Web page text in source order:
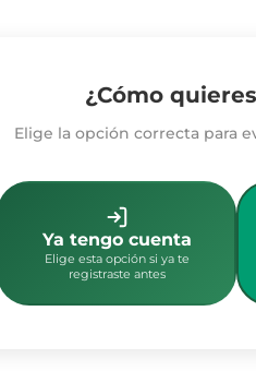
¿Cómo
Elige la opción correcta para
Ya tengo cuenta
Elige esta opción si ya te
registraste antes